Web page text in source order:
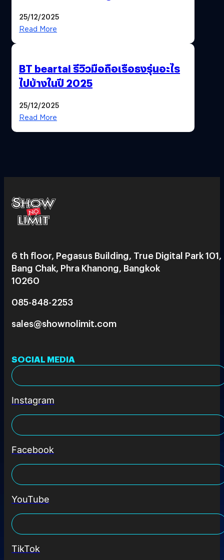
25/12/2025
Read More
BT beartai รีวิวมือถือเรือธงรุ่นอะไร
ไปบ้างในปี 2025
25/12/2025
Read More
6 th floor, Pegasus Building, True Digital Park 101,
Bang Chak, Phra Khanong, Bangkok
10260
085-848-2253
sales@shownolimit.com
SOCIAL MEDIA
Instagram
Facebook
YouTube
TikTok